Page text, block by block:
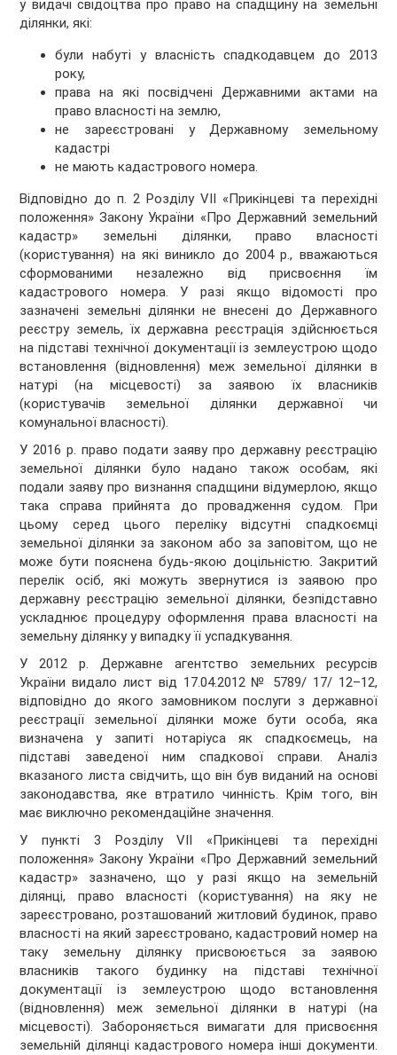
у видачі свідоцтва про право на спадщину на земельні
ділянки, які:
були набуті у власність спадкодавцем до 2013
року,
права на які посвідчені Державними актами на
право власності на землю,
не зареєстровані у Державному земельному
кадастрі
не мають кадастрового номера.
Відповідно до п. 2 Розділу VII «Прикінцеві та перехідні
положення» Закону України «Про Державний земельний
кадастр» земельні ділянки, право власності
(користування) на які виникло до 2004 р., вважаються
сформованими незалежно від присвоєння їм
кадастрового номера. У разі якщо відомості про
зазначені земельні ділянки не внесені до Державного
реєстру земель, їх державна реєстрація здійснюється
на підставі технічної документації із землеустрою щодо
встановлення (відновлення) меж земельної ділянки в
натурі (на місцевості) за заявою їх власників
(користувачів земельної ділянки державної чи
комунальної власності).
У 2016 р. право подати заяву про державну реєстрацію
земельної ділянки було надано також особам, які
подали заяву про визнання спадщини відумерлою, якщо
така справа прийнята до провадження судом. При
цьому серед цього переліку відсутні спадкоємці
земельної ділянки за законом або за заповітом, що не
може бути пояснена будь-якою доцільністю. Закритий
перелік осіб, які можуть звернутися із заявою про
державну реєстрацію земельної ділянки, безпідставно
ускладнює процедуру оформлення права власності на
земельну ділянку у випадку її успадкування.
У 2012 р. Державне агентство земельних ресурсів
України видало лист від 17.04.2012 № 5789/ 17/ 12–12,
відповідно до якого замовником послуги з державної
реєстрації земельної ділянки може бути особа, яка
визначена у запиті нотаріуса як спадкоємець, на
підставі заведеної ним спадкової справи. Аналіз
вказаного листа свідчить, що він був виданий на основі
законодавства, яке втратило чинність. Крім того, він
має виключно рекомендаційне значення.
У пункті 3 Розділу VII «Прикінцеві та перехідні
положення» Закону України «Про Державний земельний
кадастр» зазначено, що у разі якщо на земельній
ділянці, право власності (користування) на яку не
зареєстровано, розташований житловий будинок, право
власності на який зареєстровано, кадастровий номер на
таку земельну ділянку присвоюється за заявою
власників такого будинку на підставі технічної
документації із землеустрою щодо встановлення
(відновлення) меж земельної ділянки в натурі (на
місцевості). Забороняється вимагати для присвоєння
земельній ділянці кадастрового номера інші документи.